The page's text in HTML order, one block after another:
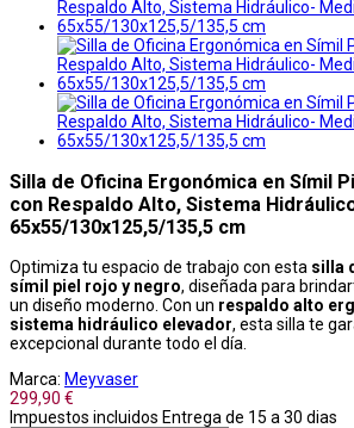
Silla de Oficina Ergonómica en Símil
con Respaldo Alto, Sistema
65x55/130x125,5/135,5 cm
Optimiza tu espacio de trabajo con esta silla
símil piel rojo y negro, diseñada para
un diseño moderno. Con un respaldo alto
sistema hidráulico elevador, esta silla te
excepcional durante todo el día.
Marca: Meyvaser
299,90 €
Impuestos incluidos Entrega de 15 a 30 dias